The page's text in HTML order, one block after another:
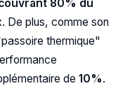
80% du
De plus, comme son
thermique"
de 10%.